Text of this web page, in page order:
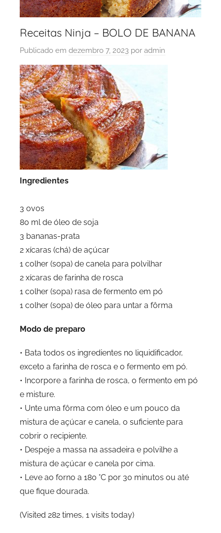
Receitas Ninja – BOLO DE BANANA
Publicado em dezembro 7, 2023 por admin
Ingredientes
3 ovos
80 ml de óleo de soja
3 bananas-prata
2 xícaras (chá) de açúcar
1 colher (sopa) de canela para polvilhar
2 xícaras de farinha de rosca
1 colher (sopa) rasa de fermento em pó
1 colher (sopa) de óleo para untar a fôrma
Modo de preparo
• Bata todos os ingredientes no liquidificador,
exceto a farinha de rosca e o fermento em pó.
• Incorpore a farinha de rosca, o fermento em pó
e misture.
• Unte uma fôrma com óleo e um pouco da
mistura de açúcar e canela, o suficiente para
cobrir o recipiente.
• Despeje a massa na assadeira e polvilhe a
mistura de açúcar e canela por cima.
• Leve ao forno a 180 °C por 30 minutos ou até
que fique dourada.
(Visited 282 times, 1 visits today)